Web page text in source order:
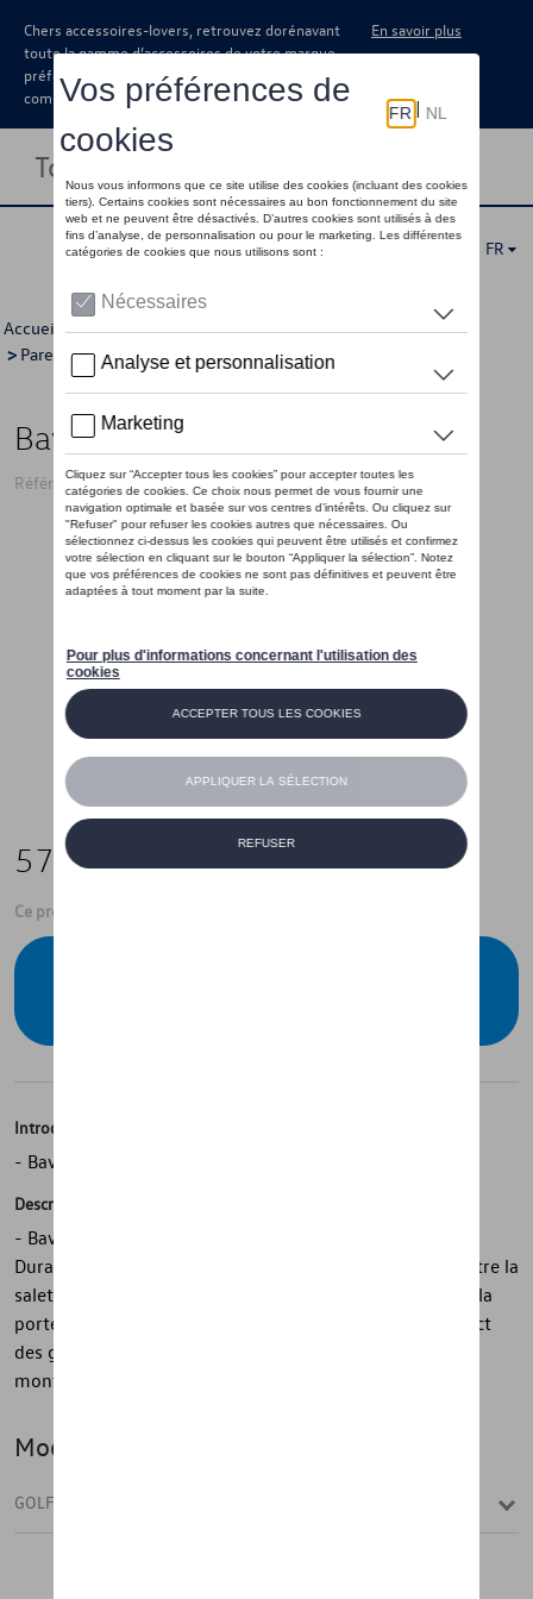
Chers accessoires-lovers, retrouvez dorénavant
toute la gamme d’accessoires de votre marque
préférée sous forme de catalogue à
commander auprès de votre concessionaire.
En savoir plus
Toggle navigation
FR
Accueil >Catalogue Volkswagen >Confort et protection
> Pare-boue > Détail
Bavette garde-boue, arrière
Référence: 5G0075101C
57,00 €
Ce produit n'est actuellement pas de stock
Introduction
- Bavettes arrière Volkswagen d'origine
Description
- Bavettes arrière Volkswagen d'origine - Durables -
Durables - Protègent contre les rayures - Protègent contre la
saleté - Protègent le soubassement, les bas de caisse et la
porte - Réduisent les éclaboussures - Minimisent l'impact
des gravillons - 1 jeu = 2 pièces, arrière - Matériel de
montage inclus
Modèle(s)
GOLF